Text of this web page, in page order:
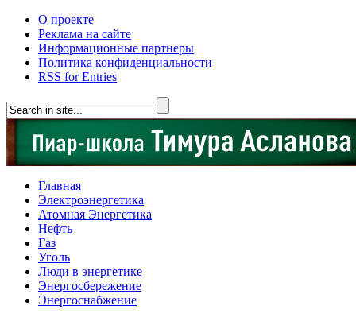
О проекте
Реклама на сайте
Информационные партнеры
Политика конфиденциальности
RSS for Entries
Главная
Электроэнергетика
Атомная Энергетика
Нефть
Газ
Уголь
Люди в энергетике
Энергосбережение
Энергоснабжение